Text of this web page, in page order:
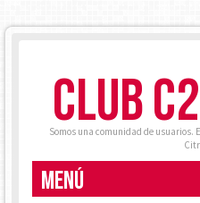
CLUB
Somos una comunidad de usuarios.
MENÚ